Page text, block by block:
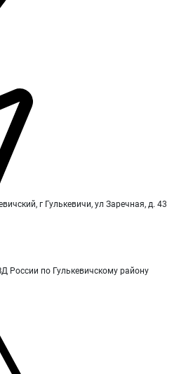
г Гулькевичи, ул Заречная, д. 43
по Гулькевичскому району